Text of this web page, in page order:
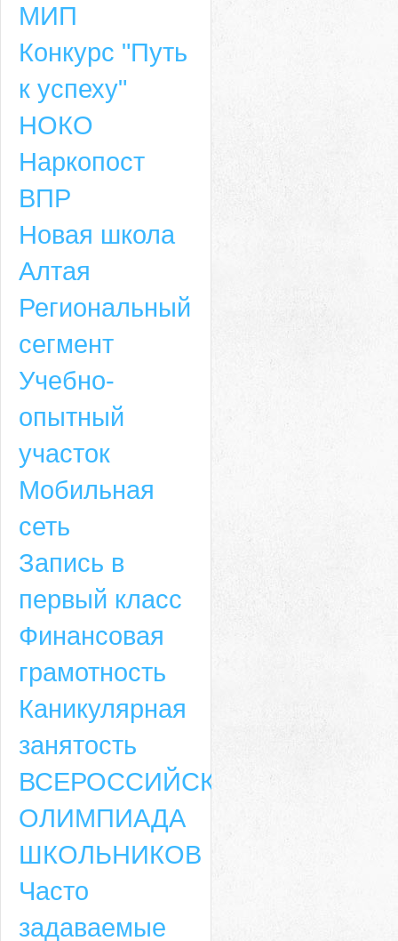
МИП
Конкурс "Путь
к успеху"
НОКО
Наркопост
ВПР
Новая школа
Алтая
Региональный
сегмент
Учебно-
опытный
участок
Мобильная
сеть
Запись в
первый класс
Финансовая
грамотность
Каникулярная
занятость
ВСЕРОССИЙСКАЯ
ОЛИМПИАДА
ШКОЛЬНИКОВ
Часто
задаваемые